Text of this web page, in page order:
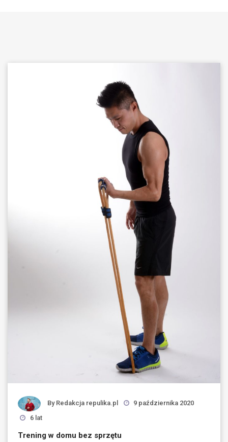
By Redakcja repulika.pl
9 października 2020
6 lat
Trening w domu bez sprzętu